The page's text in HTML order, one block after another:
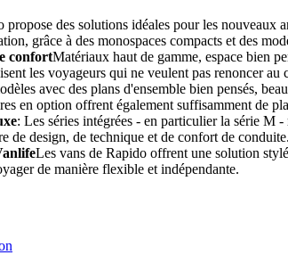
propose des solutions idéales pour les nouveaux
grâce à des monospaces compacts et des
confortMatériaux haut de gamme, espace bien
les voyageurs qui ne veulent pas renoncer au
avec des plans d'ensemble bien pensés,
en option offrent également suffisamment de
: Les séries intégrées - en particulier la série M
de design, de technique et de confort de conduite.
Les vans de Rapido offrent une solution
de manière flexible et indépendante.